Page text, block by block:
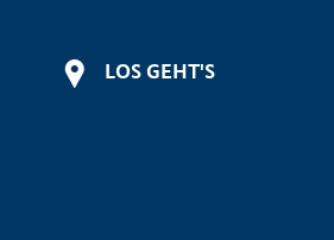
LOS GEHT'S